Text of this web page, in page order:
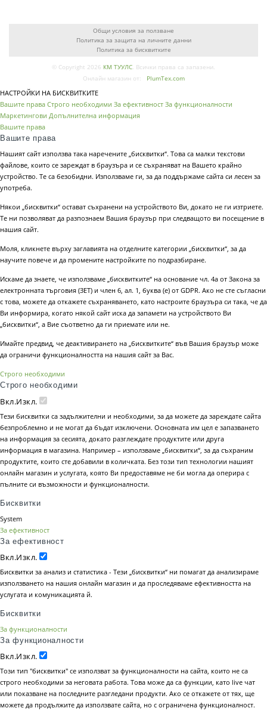
Общи условия за ползване
Политика за защита на личните данни
Политика за бисквитките
© Copyright 2026 КМ ТУУЛС . Всички права са запазени.
Онлайн магазин от:
PlumTex.com
НАСТРОЙКИ НА БИСКВИТКИТЕ
Вашите права Строго необходими За ефективност За функционалности
Маркетингови Допълнителна информация
Вашите права
Вашите права
Нашият сайт използва така наречените „бисквитки“. Това са малки текстови
файлове, които се зареждат в браузъра и се съхраняват на Вашето крайно
устройство. Те са безобидни. Използваме ги, за да поддържаме сайта си лесен за
употреба.
Някои „бисквитки“ остават съхранени на устройството Ви, докато не ги изтриете.
Те ни позволяват да разпознаем Вашия браузър при следващото ви посещение в
нашия сайт.
Моля, кликнете върху заглавията на отделните категории „бисквитки“, за да
научите повече и да промените настройките по подразбиране.
Искаме да знаете, че използваме „бисквитките“ на основание чл. 4а от Закона за
електронната търговия (ЗЕТ) и член 6, ал. 1, буква (е) от GDPR. Ако не сте съгласни
с това, можете да откажете съхраняването, като настроите браузъра си така, че да
Ви информира, когато някой сайт иска да запамети на устройството Ви
„бисквитки“, а Вие съответно да ги приемате или не.
Имайте предвид, че деактивирането на „бисквитките“ във Вашия браузър може
да ограничи функционалността на нашия сайт за Вас.
Строго необходими
Строго необходими
Вкл.Изкл.
Тези бисквитки са задължителни и необходими, за да можете да зареждате сайта
безпроблемно и не могат да бъдат изключени. Основната им цел е запазването
на информация за сесията, докато разглеждате продуктите или друга
информация в магазина. Например – използваме „бисквитки“, за да съхраним
продуктите, които сте добавили в количката. Без този тип технологии нашият
онлайн магазин и услугата, която Ви предоставяме не би могла да оперира с
пълните си възможности и функционалности.
Бисквитки
System
За ефективност
За ефективност
Вкл.Изкл.
Бисквитки за анализ и статистика - Тези „бисквитки“ ни помагат да анализираме
използването на нашия онлайн магазин и да проследяваме ефективността на
услугата и комуникацията й.
Бисквитки
За функционалности
За функционалности
Вкл.Изкл.
Този тип "бисквитки" се използват за функционалности на сайта, които не са
строго необходими за неговата работа. Това може да са функции, като live чат
или показване на последните разгледани продукти. Ако се откажете от тях, ще
можете да продължите да използвате сайта, но с ограничена функционалност.